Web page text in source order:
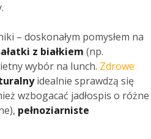
– doskonałym pomysłem na
z białkiem (np.
wybór na lunch. Zdrowe
idealnie sprawdzą się
wzbogacać jadłospis o różne
pełnoziarniste